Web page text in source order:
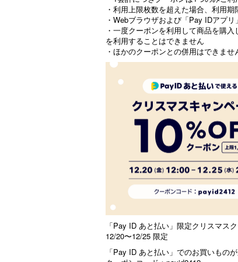
・利用上限枚数を超えた場合、利用
・Webブラウザおよび「Pay IDアプ
・一度クーポンを利用して商品を購
を利用することはできません
・ほかのクーポンとの併用はできませ
「Pay ID あと払い」限定クリスマス
12/20〜12/25 限定
「Pay ID あと払い」でのお買いもの